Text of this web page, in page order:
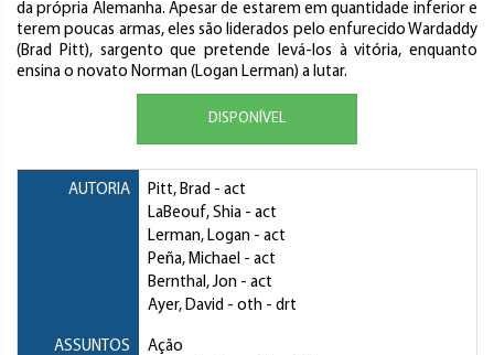
da própria Alemanha. Apesar de estarem em quantidade inferior e
terem poucas armas, eles são liderados pelo enfurecido Wardaddy
(Brad Pitt), sargento que pretende levá-los à vitória, enquanto
ensina o novato Norman (Logan Lerman) a lutar.
DISPONÍVEL
AUTORIA Pitt, Brad - act
LaBeouf, Shia - act
Lerman, Logan - act
Peña, Michael - act
Bernthal, Jon - act
Ayer, David - oth - drt
ASSUNTOS
Ação